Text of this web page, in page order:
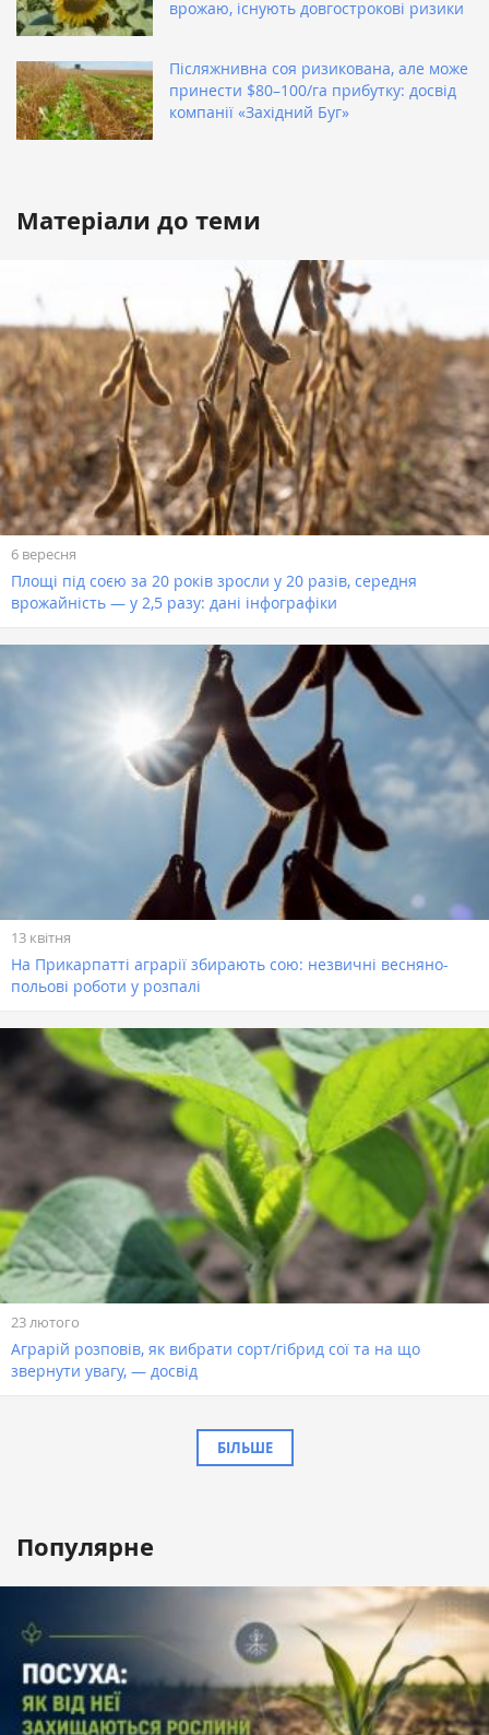
врожаю, існують довгострокові ризики
Післяжнивна соя ризикована, але може
принести $80–100/га прибутку: досвід
компанії «Західний Буг»
Матеріали до теми
6 вересня
Площі під соєю за 20 років зросли у 20 разів, середня
врожайність — у 2,5 разу: дані інфографіки
13 квітня
На Прикарпатті аграрії збирають сою: незвичні весняно-
польові роботи у розпалі
23 лютого
Аграрій розповів, як вибрати сорт/гібрид сої та на що
звернути увагу, — досвід
БІЛЬШЕ
Популярне